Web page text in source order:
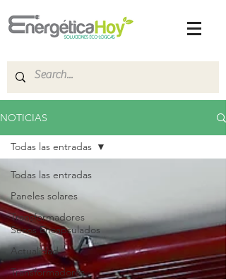
NOTICIAS
Todas las entradas
Paneles solares
Transformadores
Secos Encapsulados
Actualidad
Transformadores
Todas las entradas